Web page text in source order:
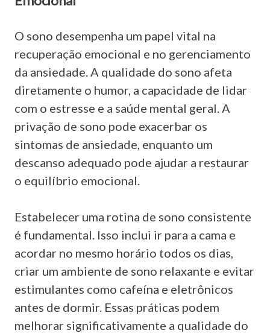
O sono desempenha um papel vital na
recuperação emocional e no gerenciamento
da ansiedade. A qualidade do sono afeta
diretamente o humor, a capacidade de lidar
com o estresse e a saúde mental geral. A
privação de sono pode exacerbar os
sintomas de ansiedade, enquanto um
descanso adequado pode ajudar a restaurar
o equilíbrio emocional.
Estabelecer uma rotina de sono consistente
é fundamental. Isso inclui ir para a cama e
acordar no mesmo horário todos os dias,
criar um ambiente de sono relaxante e evitar
estimulantes como cafeína e eletrônicos
antes de dormir. Essas práticas podem
melhorar significativamente a qualidade do